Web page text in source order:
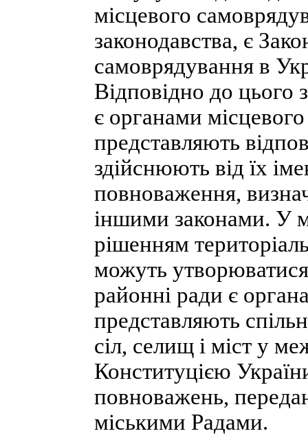
місцевого
законодавства, є
самоврядування в
Відповідно до цього
є органами
представляють
здійснюють від їх
повноваження,
іншими законами. У
рішенням
можуть
районні ради є
представляють
сіл, селищ і міст у
Конституцією
повноважень,
міськими Радами.